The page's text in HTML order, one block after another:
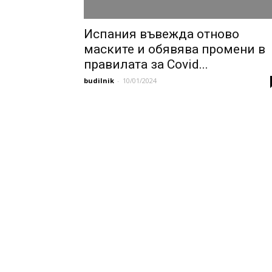
Испания въвежда отново
маските и обявява промени в
правилата за Covid...
budilnik - 10/01/2024